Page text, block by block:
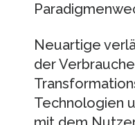
Neuartige
der
Technologien